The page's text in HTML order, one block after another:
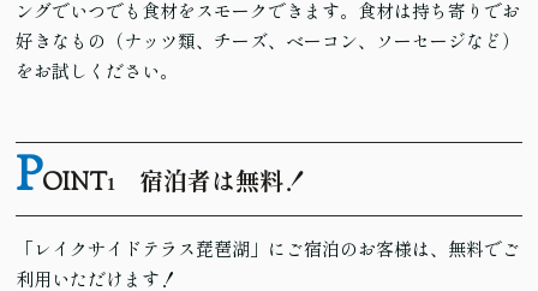
ングでいつでも食材をスモークできます。食材は持ち寄りでお
好きなもの（ナッツ類、チーズ、ベーコン、ソーセージなど）
をお試しください。
POINT1 宿泊者は無料！
「レイクサイドテラス琵琶湖」にご宿泊のお客様は、無料でご
利用いただけます！